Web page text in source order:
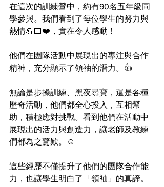
在這次的訓練營中，約有90名五年級同
學參與。我們看到了每位學生的努力與
熱情💪🏻❤️，實在令人感動！
他們在團隊活動中展現出的專注與合作
精神，充分顯示了領袖的潛力。👍
無論是步操訓練、黑夜尋寶，還是各種
歷奇活動，他們都全心投入，互相幫
助，積極應對挑戰。看到他們在活動中
展現出的活力與創造力，讓老師及教練
們都為之驚歎。☺️
這些經歷不僅提升了他們的團隊合作能
力，也讓學生明白了「領袖」的真諦。